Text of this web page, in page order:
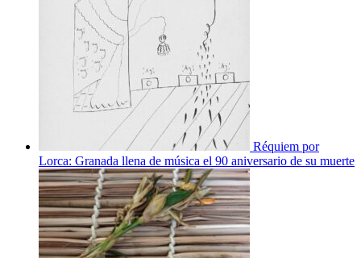
Réquiem por
Lorca: Granada llena de música el 90 aniversario de su muerte